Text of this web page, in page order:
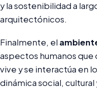
y la sostenibilidad a
arquitectónicos.
Finalmente, el
aspectos humanos que
vive y se interactúa en
dinámica social,